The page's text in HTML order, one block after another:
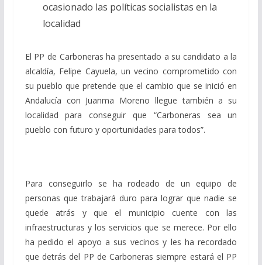
ocasionado las políticas socialistas en la
localidad
El PP de Carboneras ha presentado a su candidato a la
alcaldía, Felipe Cayuela, un vecino comprometido con
su pueblo que pretende que el cambio que se inició en
Andalucía con Juanma Moreno llegue también a su
localidad para conseguir que “Carboneras sea un
pueblo con futuro y oportunidades para todos”.
Para conseguirlo se ha rodeado de un equipo de
personas que trabajará duro para lograr que nadie se
quede atrás y que el municipio cuente con las
infraestructuras y los servicios que se merece. Por ello
ha pedido el apoyo a sus vecinos y les ha recordado
que detrás del PP de Carboneras siempre estará el PP